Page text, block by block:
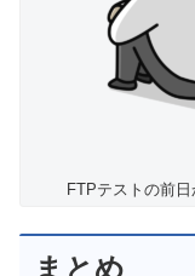
FTPテストの前
まとめ